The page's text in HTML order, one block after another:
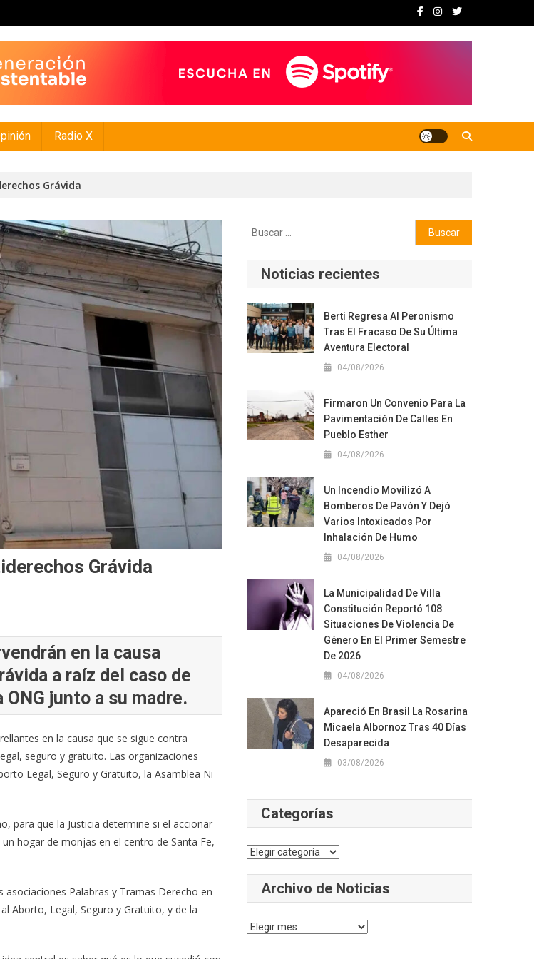
Radio X
Grávida
Grávida
en la causa
a raíz del caso de
junto a su madre.
en la causa que se sigue contra
seguro y gratuito. Las organizaciones
Legal, Seguro y Gratuito, la Asamblea Ni
para que la Justicia determine si el accionar
hogar de monjas en el centro de Santa Fe,
Palabras y Tramas Derecho en
Aborto, Legal, Seguro y Gratuito, y de la
Buscar:
Noticias recientes
Berti Regresa Al Peronismo
Tras El Fracaso De Su Última
Aventura Electoral
04/08/2026
Firmaron Un Convenio Para La
Pavimentación De Calles En
Pueblo Esther
04/08/2026
Un Incendio Movilizó A
Bomberos De Pavón Y Dejó
Varios Intoxicados Por
Inhalación De Humo
04/08/2026
La Municipalidad De Villa
Constitución Reportó 108
Situaciones De Violencia De
Género En El Primer Semestre
De 2026
04/08/2026
Apareció En Brasil La Rosarina
Micaela Albornoz Tras 40 Días
Desaparecida
03/08/2026
Categorías
Categorías
Archivo de Noticias
Archivo